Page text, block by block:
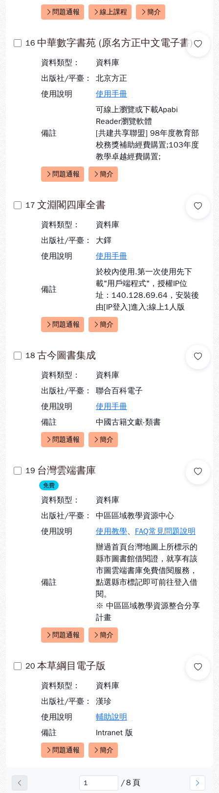
快速連結：
問題通報 線上課程 簡介
16 中華數字書苑 (原名方正中文電子書)
資料類型：
資料庫
出版社/平臺：
北京方正
使用說明
使用手冊
備註
可線上瀏覽或下載Apabi
Reader瀏覽軟體
[共建共享聯盟] 98年度教育部
校務獎補助經費購置;103年度
教學卓越經費購置;
快速連結：
問題通報 簡介
17 文淵閣四庫全書
資料類型：
資料庫
出版社/平臺：
大鐸
使用說明
使用手冊
備註
於校內使用.第一次使用先下
載"用戶端程式"，授權IP位
址：140.128.69.64，安裝後
由[IP登入]進入;線上1人版
快速連結：
問題通報 簡介
18 古今圖書集成
資料類型：
資料庫
出版社/平臺：
聯合百科電子
使用說明
使用手冊
備註
中國古籍文獻-類書
快速連結：
問題通報 簡介
19 台灣雲端書庫
免費
資料類型：
資料庫
出版社/平臺：
中區區域教學資源中心
使用說明
使用教學、 FAQ常見問題說明
備註
辦過首頁台灣地圖上所標示的
縣市圖書館借閱證，就享有該
市圖雲端書庫免費借閱服務，
點選縣市標記即可前往登入借
閱。
※ 中區區域教學資源整合分享
計畫
快速連結：
問題通報 簡介
20 本草綱目電子版
資料類型：
資料庫
出版社/平臺：
漢珍
使用說明
輔助說明
備註
Intranet 版
快速連結：
問題通報 簡介
/8 頁